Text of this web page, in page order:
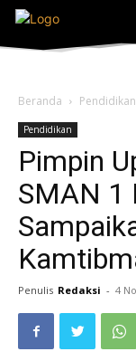
Beranda Pendidikan
Pendidikan
Pimpin
SMAN 1
Penulis Redaksi - 4